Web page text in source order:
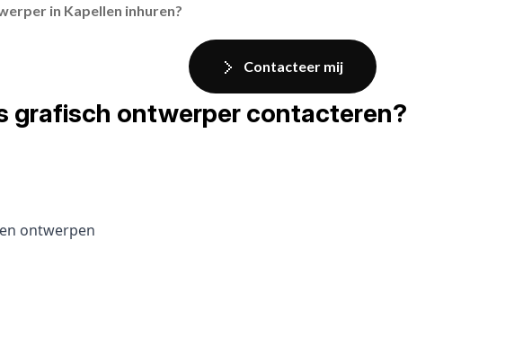
in Kapellen inhuren?
Contacteer mij
grafisch ontwerper contacteren?
ontwerpen